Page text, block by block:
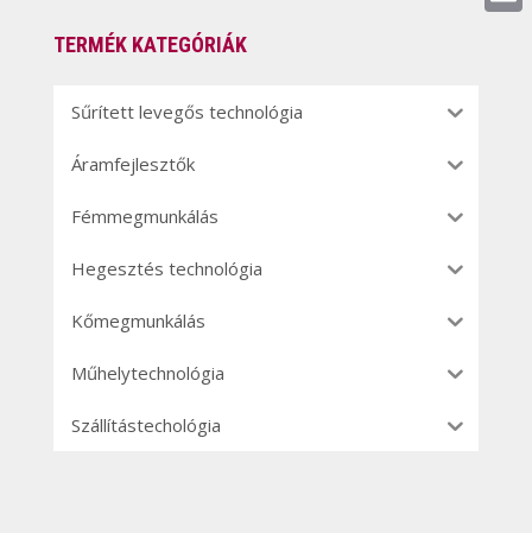
TERMÉK KATEGÓRIÁK
Sűrített levegős technológia
Áramfejlesztők
Fémmegmunkálás
Hegesztés technológia
Kőmegmunkálás
Műhelytechnológia
Szállítástechológia